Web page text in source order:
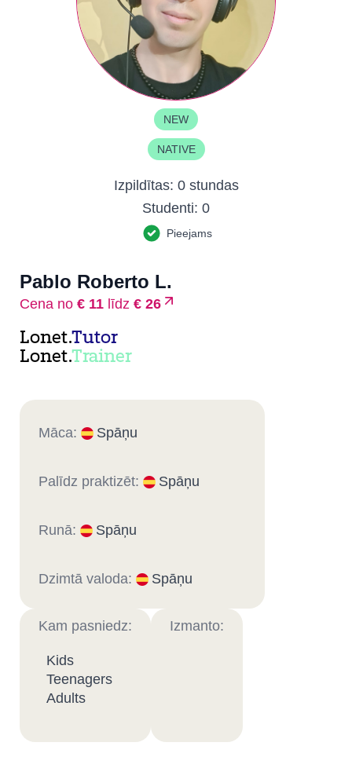
NEW
NATIVE
Izpildītas: 0 stundas
Studenti: 0
Pieejams
Pablo Roberto L.
Cena no € 11 līdz € 26
Lonet.Tutor
Lonet.Trainer
Māca: Spāņu
Palīdz praktizēt: Spāņu
Runā: Spāņu
Dzimtā valoda: Spāņu
Kam pasniedz:
Kids
Teenagers
Adults
Izmanto: